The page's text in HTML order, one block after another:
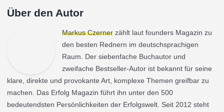
Über den Autor
Markus Czerner zählt laut founders Magazin zu
den besten Rednern im deutschsprachigen
Raum. Der siebenfache Buchautor und
zweifache Bestseller-Autor ist bekannt für seine
klare, direkte und provokante Art, komplexe Themen greifbar zu
machen. Das Erfolg Magazin führt ihn unter den 500
bedeutendsten Persönlichkeiten der Erfolgswelt. Seit 2012 steht